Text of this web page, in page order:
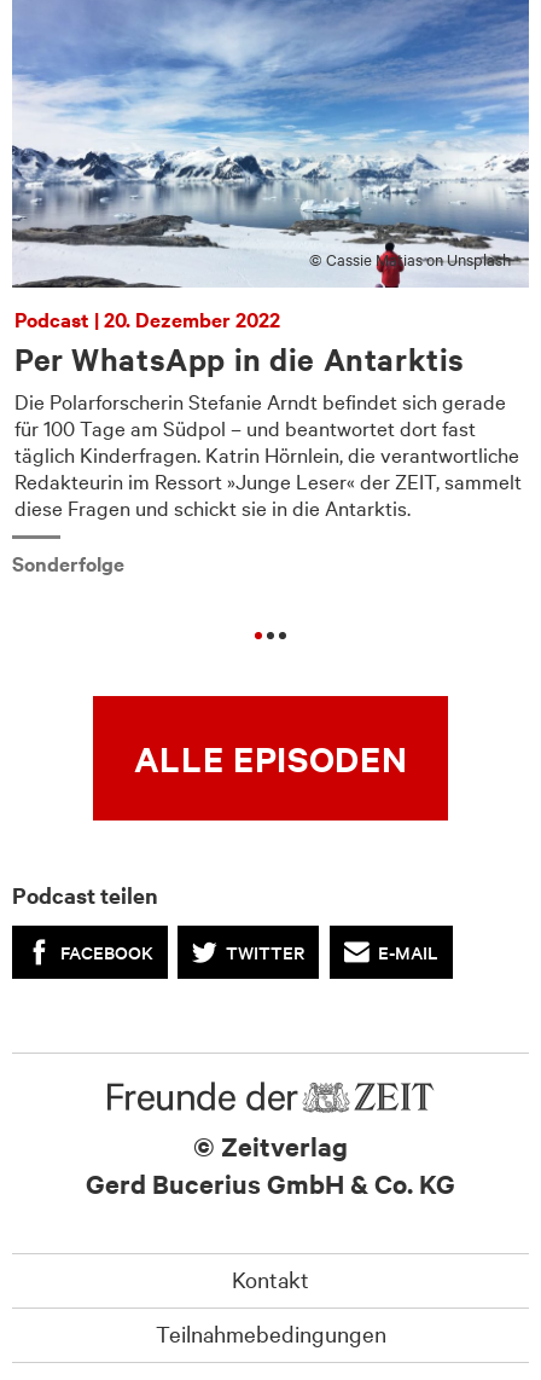
© Cassie Matias on Unsplash
Podcast | 20. Dezember 2022
Per WhatsApp in die Antarktis
Die Polarforscherin Stefanie Arndt befindet sich gerade
für 100 Tage am Südpol – und beantwortet dort fast
täglich Kinderfragen. Katrin Hörnlein, die verantwortliche
Redakteurin im Ressort »Junge Leser« der ZEIT, sammelt
diese Fragen und schickt sie in die Antarktis.
Sonderfolge
ALLE EPISODEN
Podcast teilen
FACEBOOK TWITTER E-MAIL
© Zeitverlag
Gerd Bucerius GmbH & Co. KG
Kontakt
Teilnahmebedingungen